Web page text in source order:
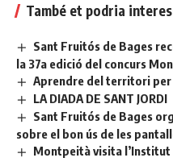
També et podria
Sant Fruitós de Bages
la 37a edició del concurs
Aprendre del territori
LA DIADA DE SANT JORDI
Sant Fruitós de Bages
sobre el bon ús de les
Montpeità visita l’Institut